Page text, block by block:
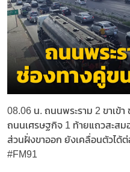
08.06 น. ถนนพระราม 2 ขาเข้
ถนนเศรษฐกิจ 1 ท้ายแถวสะส
ส่วนฝั่งขาออก ยังเคลื่อนตัวได้
#FM91